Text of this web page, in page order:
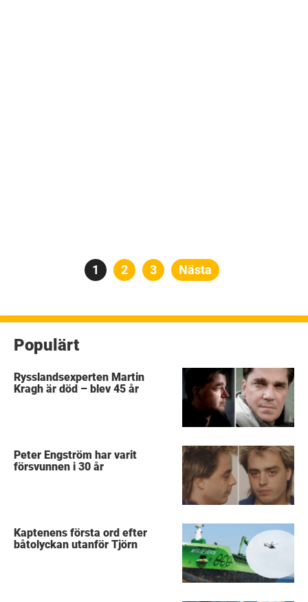
Sidnumrering
Sida
1 Sida
2 Sida
3 Nästa
Populärt
Rysslandsexperten Martin
Kragh är död – blev 45 år
Peter Engström har varit
försvunnen i 30 år
Kaptenens första ord efter
båtolyckan utanför Tjörn